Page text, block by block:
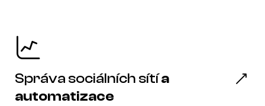
Správa sociálních sítía
automatizace